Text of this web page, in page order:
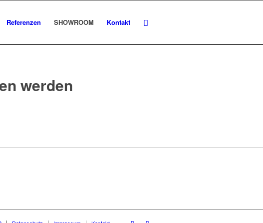
Referenzen SHOWROOM Kontakt
werden